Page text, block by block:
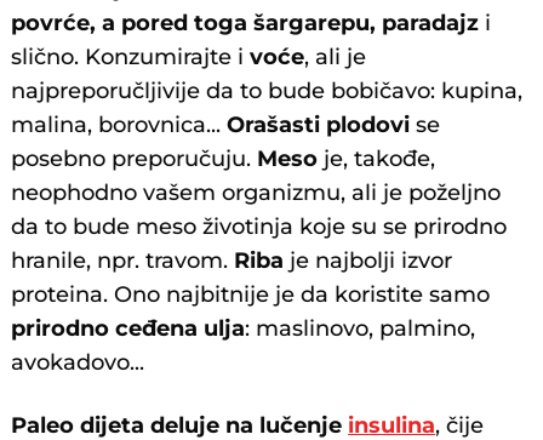
povrće, a pored toga šargarepu, paradajz i
slično. Konzumirajte ivoće, ali je
najpreporučljivije da to bude bobičavo: kupina,
malina, borovnica...Orašasti plodovi se
posebno preporučuju. Meso je, takođe,
neophodno vašem organizmu, ali je poželjno
da to bude meso životinja koje su se prirodno
hranile, npr. travom. Riba je najbolji izvor
proteina. Ono najbitnije je da koristite samo
prirodno ceđena ulja: maslinovo, palmino,
avokadovo...
Paleo dijeta deluje na lučenje insulina, čije